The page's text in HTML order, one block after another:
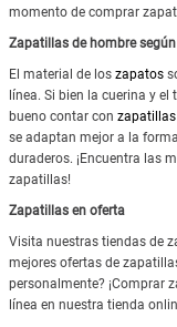
momento de comprar
Zapatillas de hombre
El material de los zapatos
línea. Si bien la cuerina y
bueno contar con
se adaptan mejor a la
duraderos. ¡Encuentra las
zapatillas!
Zapatillas en oferta
Visita nuestras tiendas de
mejores ofertas de
personalmente? ¡Comprar
línea en nuestra tienda